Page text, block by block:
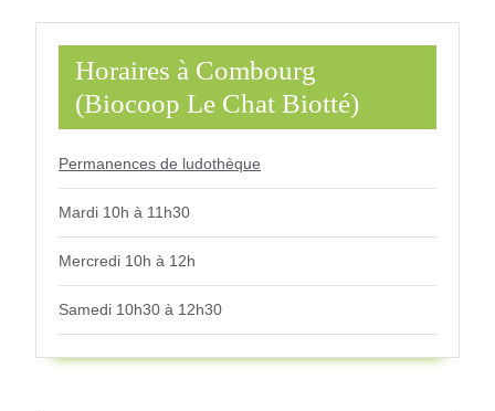
Horaires à Combourg
(Biocoop Le Chat Biotté)
Permanences de ludothèque
Mardi 10h à 11h30
Mercredi 10h à 12h
Samedi 10h30 à 12h30